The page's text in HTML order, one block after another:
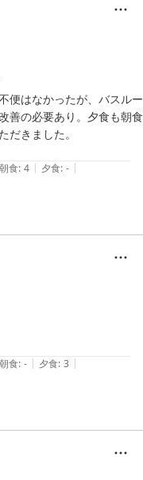
便はなかったが、バスルー
善の必要あり。夕食も朝食
だきました。
朝食: 4 | 夕食: - |
朝食: - | 夕食: 3 |